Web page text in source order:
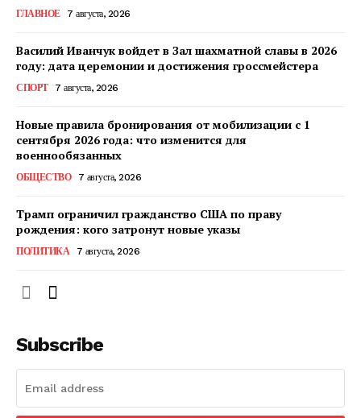
ГЛАВНОЕ 7 августа, 2026
Василий Иванчук войдет в Зал шахматной славы в 2026
году: дата церемонии и достижения гроссмейстера
СПОРТ 7 августа, 2026
Новые правила бронирования от мобилизации с 1
сентября 2026 года: что изменится для
военнообязанных
ОБЩЕСТВО 7 августа, 2026
Трамп ограничил гражданство США по праву
рождения: кого затронут новые указы
ПОЛИТИКА 7 августа, 2026
Subscribe